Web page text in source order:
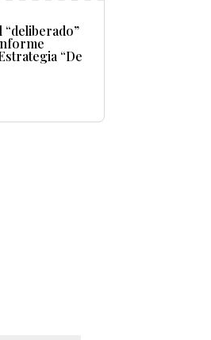
“deliberado”
“De